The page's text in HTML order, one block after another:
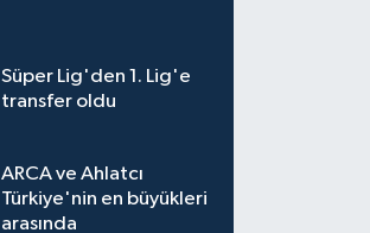
Süper Lig'den 1. Lig'e
transfer oldu
ARCA ve Ahlatcı
Türkiye'nin en büyükleri
arasında